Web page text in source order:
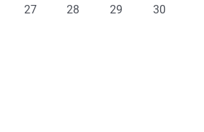
27 28 29
30